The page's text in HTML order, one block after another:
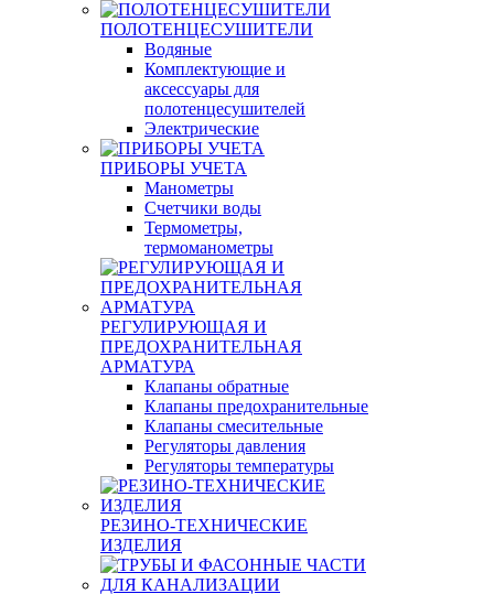
ПОЛОТЕНЦЕСУШИТЕЛИ
Водяные
Комплектующие и
аксессуары для
полотенцесушителей
Электрические
ПРИБОРЫ УЧЕТА
Манометры
Счетчики воды
Термометры,
термоманометры
РЕГУЛИРУЮЩАЯ И
ПРЕДОХРАНИТЕЛЬНАЯ
АРМАТУРА
Клапаны обратные
Клапаны предохранительные
Клапаны смесительные
Регуляторы давления
Регуляторы температуры
РЕЗИНО-ТЕХНИЧЕСКИЕ
ИЗДЕЛИЯ